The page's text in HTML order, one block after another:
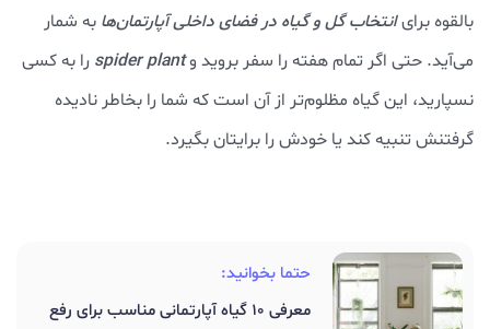
بالقوه برایانتخاب گل و گیاه در فضای داخلی آپارتمان‌ها به شمار
می‌آید. حتی اگر تمام هفته را سفر بروید وspider plant را به کسی
نسپارید، این گیاه مظلوم‌تر از آن است که شما را بخاطر نادیده
گرفتنش تنبیه کند یا خودش را برایتان بگیرد.
حتما بخوانید:
معرفی 10 گیاه آپارتمانی مناسب برای رفع